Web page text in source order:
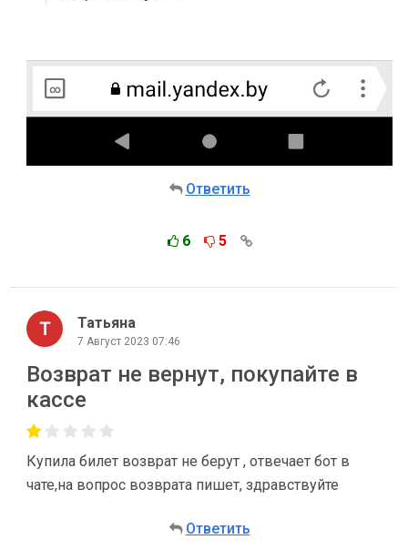
Ответить
6 5
Татьяна
7 Август 2023 07:46
Возврат не вернут, покупайте в
кассе
Купила билет возврат не берут , отвечает бот в
чате,на вопрос возврата пишет, здравствуйте
Ответить